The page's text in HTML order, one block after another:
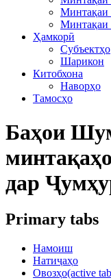
Минтақаи
Минтақаи
Ҳамкорӣ
Субъектҳо
Шарикон
Китобхона
Наворҳо
Тамосҳо
Баҳои
дар
Primary tabs
Намоиш
Натиҷаҳо
Овозҳо(active